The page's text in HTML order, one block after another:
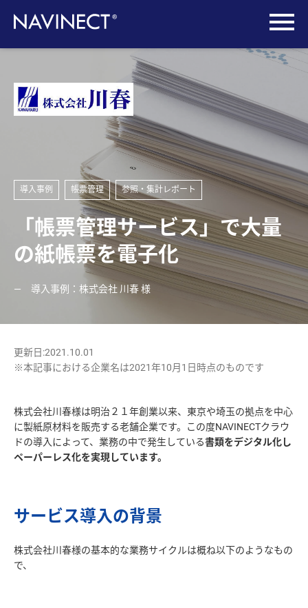
導入事例 帳票管理 参照・集計レポート
「帳票管理サービス」で大量
の紙帳票を電子化
導入事例：株式会社 川春 様
更新日:2021.10.01
※本記事における企業名は2021年10月1日時点のものです
株式会社川春様は明治２１年創業以来、東京や埼玉の拠点を中心
に製紙原材料を販売する老舗企業です。この度NAVINECTクラウ
ドの導入によって、業務の中で発生している書類をデジタル化し
ペーパーレス化を実現しています。
サービス導入の背景
株式会社川春様の基本的な業務サイクルは概ね以下のようなもの